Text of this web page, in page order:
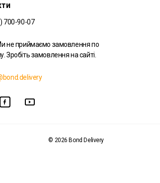
700-90-07
не приймаємо замовлення по
Зробіть замовлення на сайті.
© 2026 Bond Delivery